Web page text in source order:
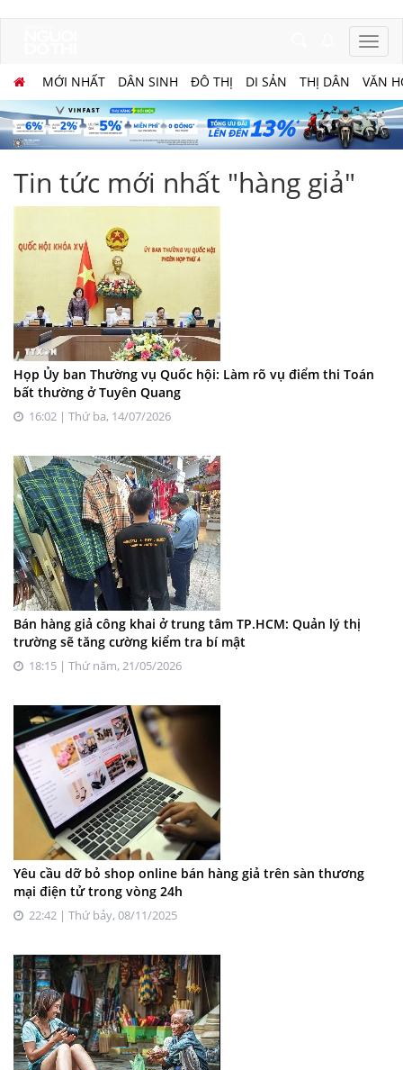
MỚI NHẤT DÂN SINH ĐÔ THỊ DI SẢN THỊ DÂN VĂN
Tin tức mới nhất "hàng giả"
Họp Ủy ban Thường vụ Quốc hội: Làm rõ vụ điểm thi Toán
bất thường ở Tuyên Quang
16:02 | Thứ ba, 14/07/2026
Bán hàng giả công khai ở trung tâm TP.HCM: Quản lý thị
trường sẽ tăng cường kiểm tra bí mật
18:15 | Thứ năm, 21/05/2026
Yêu cầu dỡ bỏ shop online bán hàng giả trên sàn thương
mại điện tử trong vòng 24h
22:42 | Thứ bảy, 08/11/2025